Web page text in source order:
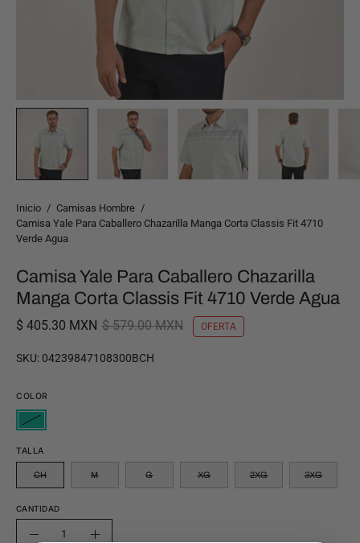
Inicio / Camisas Hombre /
Camisa Yale Para Caballero Chazarilla Manga Corta Classis Fit 4710
Verde Agua
Camisa Yale Para Caballero Chazarilla
Manga Corta Classis Fit 4710 Verde Agua
$ 405.30 MXN $ 579.00 MXN OFERTA
SKU: 04239847108300BCH
COLOR
TALLA
CH M G XG 2XG 3XG
CANTIDAD
Cantidad